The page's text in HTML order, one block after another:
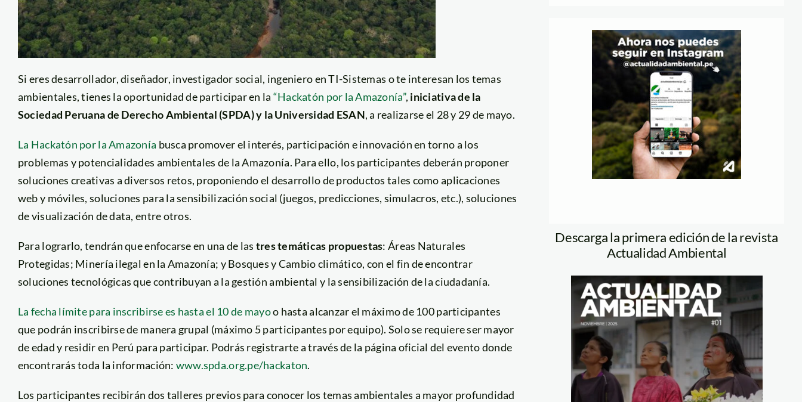
Si eres desarrollador, diseñador, investigador social, ingeniero en TI-Sistemas o te interesan los temas
ambientales, tienes la oportunidad de participar en la “Hackatón por la Amazonía”, iniciativa de la
Sociedad Peruana de Derecho Ambiental (SPDA) y la Universidad ESAN, a realizarse el 28 y 29 de mayo.
La Hackatón por la Amazonía busca promover el interés, participación e innovación en torno a los
problemas y potencialidades ambientales de la Amazonía. Para ello, los participantes deberán proponer
soluciones creativas a diversos retos, proponiendo el desarrollo de productos tales como aplicaciones
web y móviles, soluciones para la sensibilización social (juegos, predicciones, simulacros, etc.), soluciones
de visualización de data, entre otros.
Para lograrlo, tendrán que enfocarse en una de las tres temáticas propuestas: Áreas Naturales
Protegidas; Minería ilegal en la Amazonía; y Bosques y Cambio climático, con el fin de encontrar
soluciones tecnológicas que contribuyan a la gestión ambiental y la sensibilización de la ciudadanía.
La fecha límite para inscribirse es hasta el 10 de mayoo hasta alcanzar el máximo de 100 participantes
que podrán inscribirse de manera grupal (máximo 5 participantes por equipo). Solo se requiere ser mayor
de edad y residir en Perú para participar. Podrás registrarte a través de la página oficial del evento donde
encontrarás toda la información: www.spda.org.pe/hackaton.
Los participantes recibirán dos talleres previos para conocer los temas ambientales a mayor profundidad
Descarga la primera edición de la revista
Actualidad Ambiental